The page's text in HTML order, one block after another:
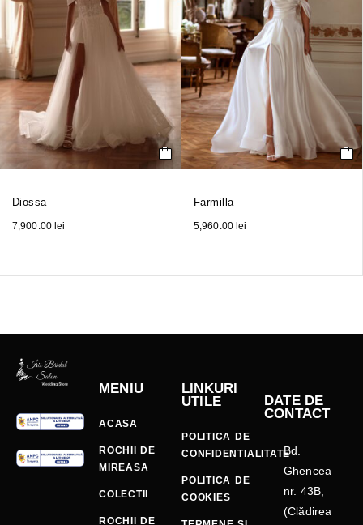
Diossa
7,900.00 lei
Farmilla
5,960.00 lei
MENIU
ACASA
ROCHII DE
MIREASA
COLECTII
ROCHII DE
LINKURI
UTILE
POLITICA DE
CONFIDENTIALITATE
POLITICA DE
COOKIES
DATE DE
CONTACT
Bd.
Ghencea
nr. 43B,
(Clădirea